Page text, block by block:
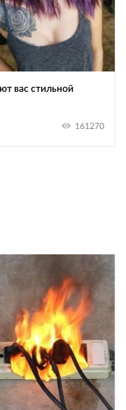
вас стильной
161270